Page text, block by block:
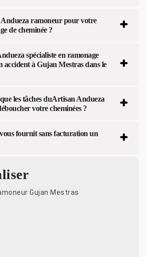
ramoneur pour votre
de cheminée ?
spécialiste en ramonage
accident à Gujan Mestras dans le
les tâches duArtisan Andueza
votre cheminées ?
fournit sans facturation un
Gujan Mestras